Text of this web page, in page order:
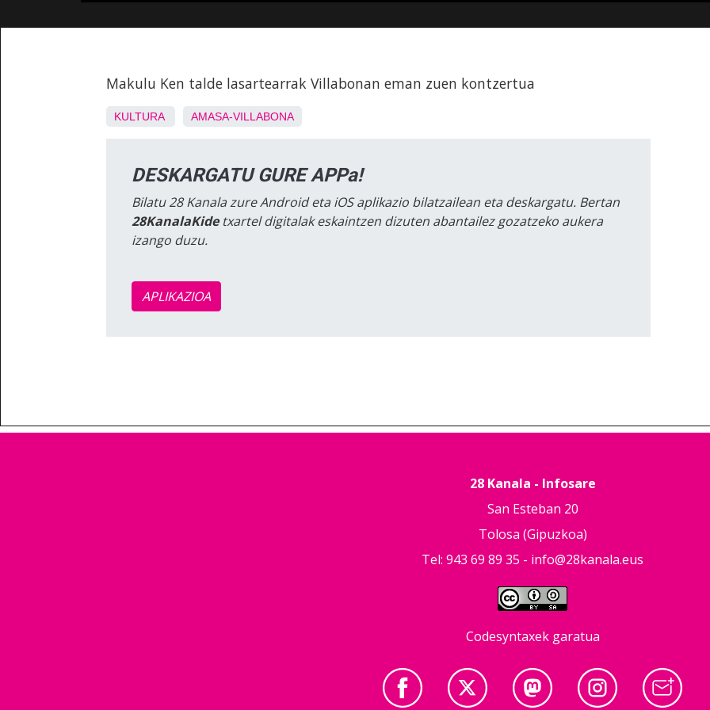
Makulu Ken talde lasartearrak Villabonan eman zuen kontzertua
KULTURA AMASA-VILLABONA
DESKARGATU GURE APPa!
Bilatu 28 Kanala zure Android eta iOS aplikazio bilatzailean eta deskargatu. Bertan
28KanalaKidetxartel digitalak eskaintzen dizuten abantailez gozatzeko aukera
izango duzu.
APLIKAZIOA
28 Kanala - Infosare
San Esteban 20
Tolosa (Gipuzkoa)
Tel: 943 69 89 35 - info@28kanala.eus
Codesyntaxek garatua